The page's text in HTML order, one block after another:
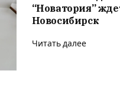
“Новатория”
Новосибирск
Читать далее